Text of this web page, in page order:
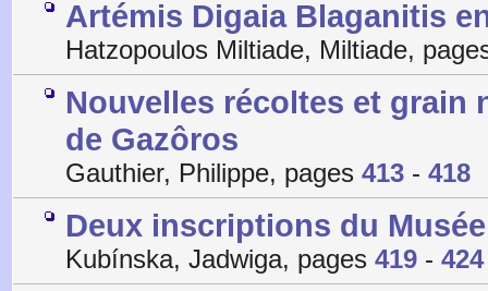
Artémis Digaia Blaganitis
Hatzopoulos Miltiade, Miltiade,
Nouvelles récoltes et
de Gazôros
Gauthier, Philippe, pages 413 - 418
Deux inscriptions du
Kubínska, Jadwiga, pages 419 - 424